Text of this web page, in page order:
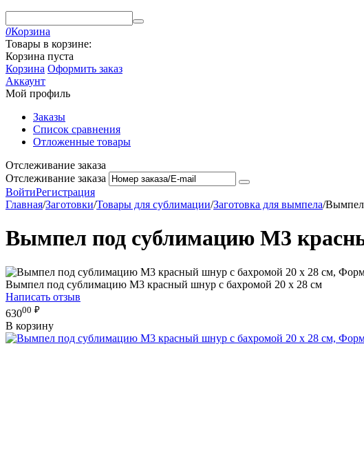
0Корзина
Товары в корзине:
Корзина пуста
Корзина Оформить заказ
Аккаунт
Мой профиль
Заказы
Список сравнения
Отложенные товары
Отслеживание заказа
Отслеживание заказа
ВойтиРегистрация
Главная/Заготовки/Товары для сублимации/Заготовка для вымпела/Вымпел
Вымпел под сублимацию М3
Вымпел под сублимацию М3 красный шнур с бахромой 20 х 28 см
Написать отзыв
63000 ₽
В корзину